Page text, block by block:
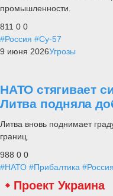
промышленности.
811 0 0
#Россия #Су-57
9 июня 2026Угрозы
НАТО стягивает
Литва подняла
Литва вновь поднимает
границ.
988 0 0
#НАТО #Прибалтика #Россия
Проект Украина